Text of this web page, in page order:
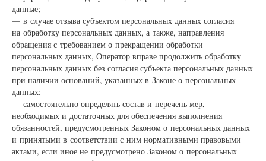
данные;
— в случае отзыва субъектом персональных данных согласия
на обработку персональных данных, а также, направления
обращения с требованием о прекращении обработки
персональных данных, Оператор вправе продолжить обработку
персональных данных без согласия субъекта персональных данных
при наличии оснований, указанных в Законе о персональных
данных;
— самостоятельно определять состав и перечень мер,
необходимых и достаточных для обеспечения выполнения
обязанностей, предусмотренных Законом о персональных данных
и принятыми в соответствии с ним нормативными правовыми
актами, если иное не предусмотрено Законом о персональных